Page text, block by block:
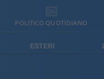
POLITICO QUOTIDIANO
ESTERI